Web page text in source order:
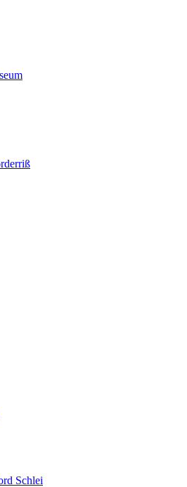
Schlei